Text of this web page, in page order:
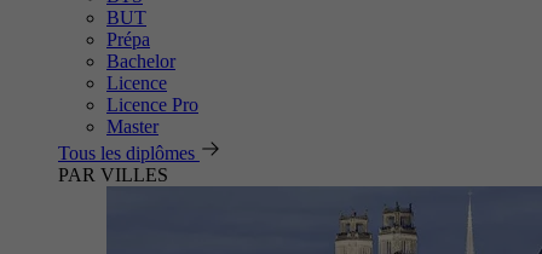
BUT
Prépa
Bachelor
Licence
Licence Pro
Master
Tous les diplômes
PAR VILLES